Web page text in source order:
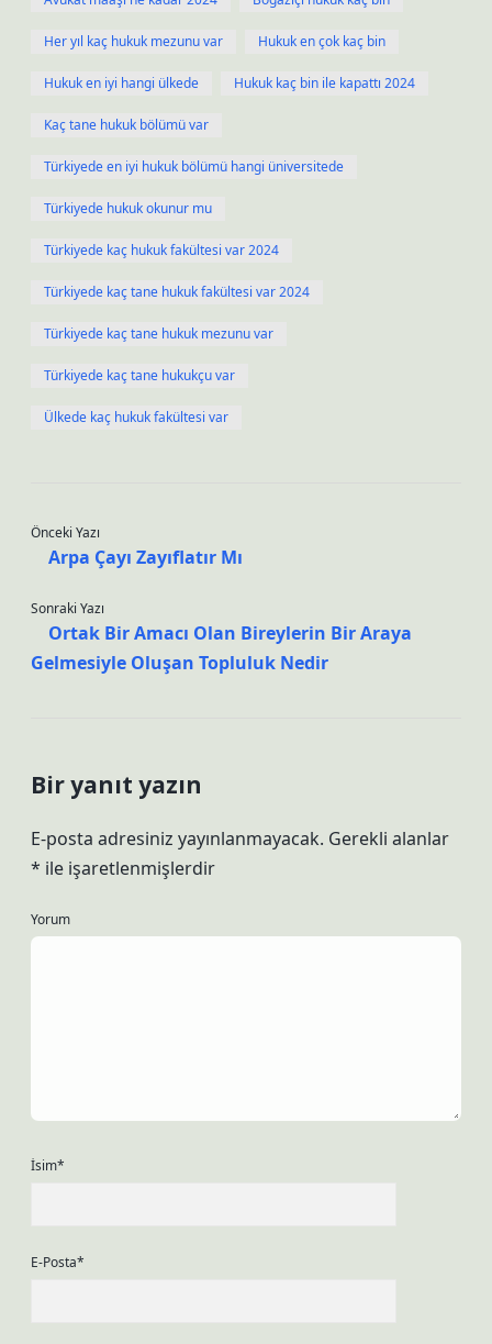
Her yıl kaç hukuk mezunu var Hukuk en çok kaç bin
Hukuk en iyi hangi ülkede Hukuk kaç bin ile kapattı 2024
Kaç tane hukuk bölümü var
Türkiyede en iyi hukuk bölümü hangi üniversitede
Türkiyede hukuk okunur mu
Türkiyede kaç hukuk fakültesi var 2024
Türkiyede kaç tane hukuk fakültesi var 2024
Türkiyede kaç tane hukuk mezunu var
Türkiyede kaç tane hukukçu var
Ülkede kaç hukuk fakültesi var
Önceki Yazı
Arpa Çayı Zayıflatır Mı
Sonraki Yazı
Ortak Bir Amacı Olan Bireylerin Bir Araya
Gelmesiyle Oluşan Topluluk Nedir
Bir yanıt yazın
E-posta adresiniz yayınlanmayacak. Gerekli alanlar
* ile işaretlenmişlerdir
Yorum
İsim*
E-Posta*